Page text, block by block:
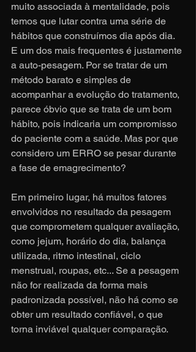
muito associada à mentalidade, pois
temos que lutar contra uma série de
hábitos que construímos dia após dia.
E um dos mais frequentes é justamente
a auto-pesagem. Por se tratar de um
método barato e simples de
acompanhar a evolução do tratamento,
parece óbvio que se trata de um bom
hábito, pois indicaria um compromisso
do paciente com a saúde. Mas por que
considero um ERRO se pesar durante
a fase de emagrecimento?
Em primeiro lugar, há muitos fatores
envolvidos no resultado da pesagem
que comprometem qualquer avaliação,
como jejum, horário do dia, balança
utilizada, ritmo intestinal, ciclo
menstrual, roupas, etc... Se a pesagem
não for realizada da forma mais
padronizada possível, não há como se
obter um resultado confiável, o que
torna inviável qualquer comparação.